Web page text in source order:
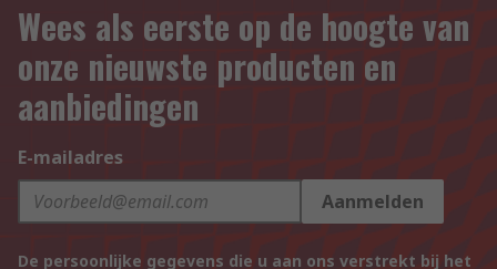
Wees als eerste op de hoogte van
onze nieuwste producten en
aanbiedingen
E-mailadres
Aanmelden
De persoonlijke gegevens die u aan ons verstrekt bij het